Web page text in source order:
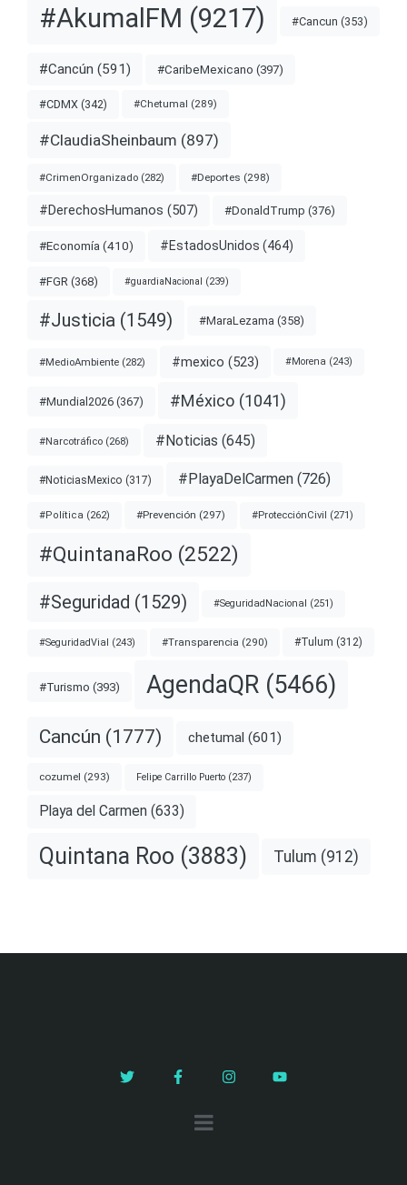
#AkumalFM (9217) #Cancun (353)
#Cancún (591) #CaribeMexicano (397)
#CDMX (342) #Chetumal (289)
#ClaudiaSheinbaum (897)
#CrimenOrganizado (282) #Deportes (298)
#DerechosHumanos (507) #DonaldTrump (376)
#Economía (410) #EstadosUnidos (464)
#FGR (368) #guardiaNacional (239)
#Justicia (1549) #MaraLezama (358)
#MedioAmbiente (282) #mexico (523) #Morena (243)
#Mundial2026 (367) #México (1041)
#Narcotráfico (268) #Noticias (645)
#NoticiasMexico (317) #PlayaDelCarmen (726)
#Política (262) #Prevención (297) #ProtecciónCivil (271)
#QuintanaRoo (2522)
#Seguridad (1529) #SeguridadNacional (251)
#SeguridadVial (243) #Transparencia (290) #Tulum (312)
#Turismo (393) AgendaQR (5466)
Cancún (1777) chetumal (601)
cozumel (293) Felipe Carrillo Puerto (237)
Playa del Carmen (633)
Quintana Roo (3883) Tulum (912)